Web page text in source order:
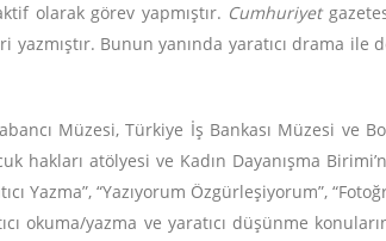
olarak görev yapmıştır. Cumhuriyet
yazmıştır. Bunun yanında yaratıcı drama
Müzesi, Türkiye İş Bankası Müzesi ve
hakları atölyesi ve Kadın Dayanışma
Yazma”, “Yazıyorum Özgürleşiyorum”,
okuma/yazma ve yaratıcı düşünme